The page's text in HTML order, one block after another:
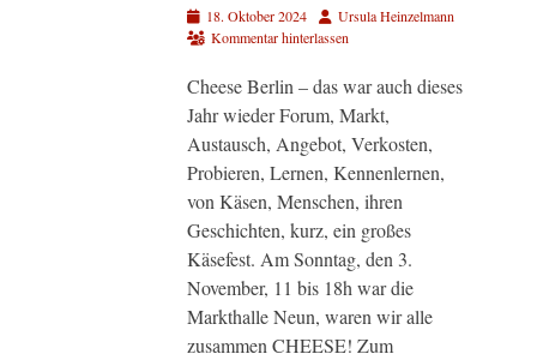
Veröffentlicht
am
18. Oktober 2024 AutorUrsula Heinzelmann
Kommentar hinterlassen
Cheese Berlin – das war auch dieses
Jahr wieder Forum, Markt,
Austausch, Angebot, Verkosten,
Probieren, Lernen, Kennenlernen,
von Käsen, Menschen, ihren
Geschichten, kurz, ein großes
Käsefest. Am Sonntag, den 3.
November, 11 bis 18h war die
Markthalle Neun, waren wir alle
zusammen CHEESE! Zum